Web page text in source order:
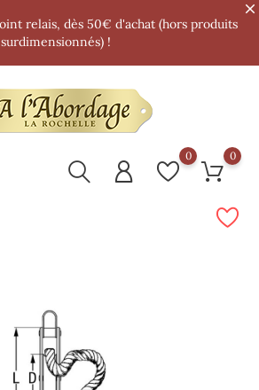
relais, dès 50€ d'achat (hors produits
surdimensionnés) !
0 0